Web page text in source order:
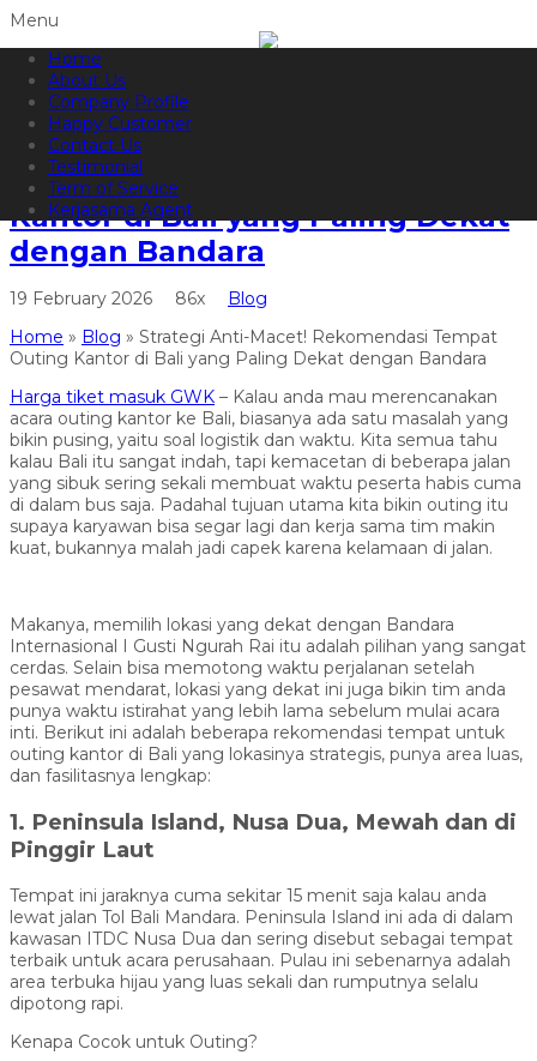
Menu
Home
About Us
Company Profile
Happy Customer
Contact Us
Testimonial
Term of Service
Kerjasama Agent
Informasi lebih lanjut?
Strategi Anti-Macet!
Rekomendasi Tempat Outing
Kantor di Bali yang Paling Dekat
dengan Bandara
19 February 2026 86x
Blog
Home » Blog » Strategi Anti-Macet! Rekomendasi Tempat
Outing Kantor di Bali yang Paling Dekat dengan Bandara
Harga tiket masuk GWK – Kalau anda mau merencanakan
acara outing kantor ke Bali, biasanya ada satu masalah yang
bikin pusing, yaitu soal logistik dan waktu. Kita semua tahu
kalau Bali itu sangat indah, tapi kemacetan di beberapa jalan
yang sibuk sering sekali membuat waktu peserta habis cuma
di dalam bus saja. Padahal tujuan utama kita bikin outing itu
supaya karyawan bisa segar lagi dan kerja sama tim makin
kuat, bukannya malah jadi capek karena kelamaan di jalan.
Makanya, memilih lokasi yang dekat dengan Bandara
Internasional I Gusti Ngurah Rai itu adalah pilihan yang sangat
cerdas. Selain bisa memotong waktu perjalanan setelah
pesawat mendarat, lokasi yang dekat ini juga bikin tim anda
punya waktu istirahat yang lebih lama sebelum mulai acara
inti. Berikut ini adalah beberapa rekomendasi tempat untuk
outing kantor di Bali yang lokasinya strategis, punya area luas,
dan fasilitasnya lengkap:
1. Peninsula Island, Nusa Dua, Mewah dan di
Pinggir Laut
Tempat ini jaraknya cuma sekitar 15 menit saja kalau anda
lewat jalan Tol Bali Mandara. Peninsula Island ini ada di dalam
kawasan ITDC Nusa Dua dan sering disebut sebagai tempat
terbaik untuk acara perusahaan. Pulau ini sebenarnya adalah
area terbuka hijau yang luas sekali dan rumputnya selalu
dipotong rapi.
Kenapa Cocok untuk Outing?